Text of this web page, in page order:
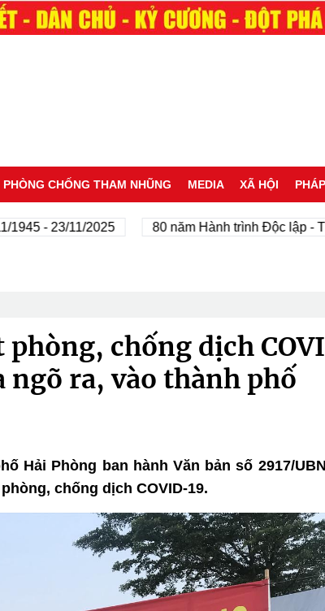
PHÒNG CHỐNG THAM NHŨNG MEDIA XÃ HỘI
- 23/11/2025 80 năm Hành trình Độc lập - Tự do
phòng, chống dịch
ngõ ra, vào thành phố
Hải Phòng ban hành Văn bản số 2917/
chống dịch COVID-19.